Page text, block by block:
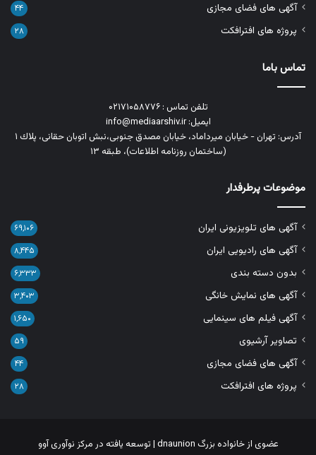
آگهی های فضای مجازی ۴۴
پروژه های افترافکت ۲۸
تماس باما
تلفن تماس : ۰۲۱۷۱۰۵۸۷۷۶
ایمیل: info@mediaarshiv.ir
آدرس: تهران - خیابان میرداماد، خیابان مصدق جنوبی،نبش اتوبان حقانی، پلاك ١
(ساختمان روزنامه اطلاعات)، طبقه ۱۳
موضوعات پرطرفدار
آگهی های تلویزیونی ایران ۶۹,۱۰۶
آگهی های رادیویی ایران ۸,۴۴۵
بدون دسته بندی ۶,۳۳۳
آگهی های نمایش خانگی ۳,۴۰۳
آگهی فیلم های سینمایی ۱,۶۵۰
تصاویر آرشیوی ۵۹
آگهی های فضای مجازی ۴۴
پروژه های افترافکت ۲۸
عضوی از خانواده بزرگ dnaunion | توسعه یافته در مرکز نوآوری آوو